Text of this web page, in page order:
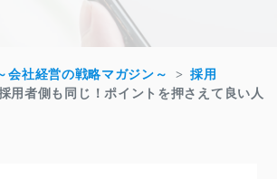
会社経営の戦略マガジン～
採用
用者側も同じ！ポイントを押さえて良い人